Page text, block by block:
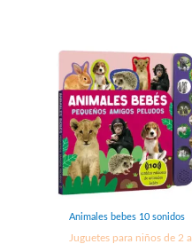
Animales bebes 10 sonidos
Juguetes para niños de 2 a